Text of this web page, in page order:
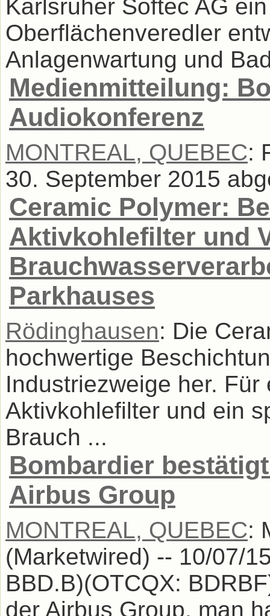
Karlsruher Softec AG
Oberflächenveredler
Anlagenwartung und
Medienmitteilung:
Audiokonferenz
MONTREAL, QUEBEC:
30. September 2015
Ceramic Polymer:
Aktivkohlefilter und
Parkhauses
Rödinghausen: Die
hochwertige
Industriezweige her.
Aktivkohlefilter und ein
Brauch ...
Bombardier
Airbus Group
MONTREAL, QUEBEC:
(Marketwired) -- 10/07/
BBD.B)(OTCQX:
der Airbus Group, man